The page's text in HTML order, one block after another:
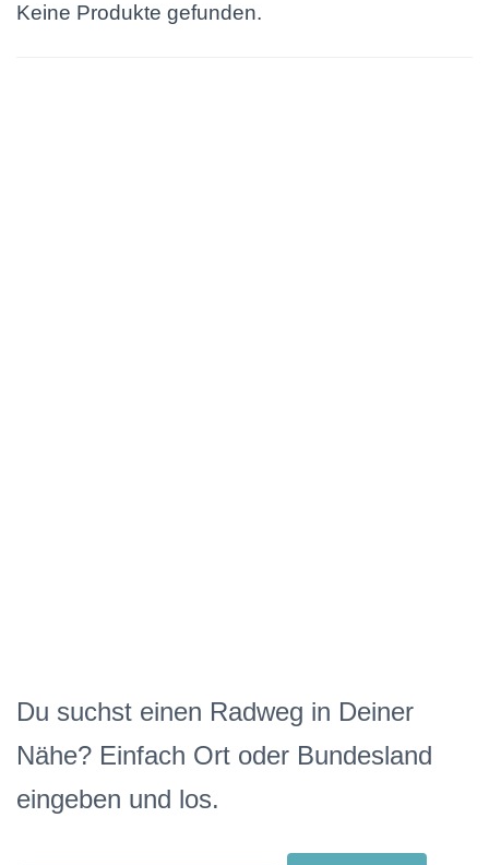
Keine Produkte gefunden.
Du suchst einen Radweg in Deiner
Nähe? Einfach Ort oder Bundesland
eingeben und los.